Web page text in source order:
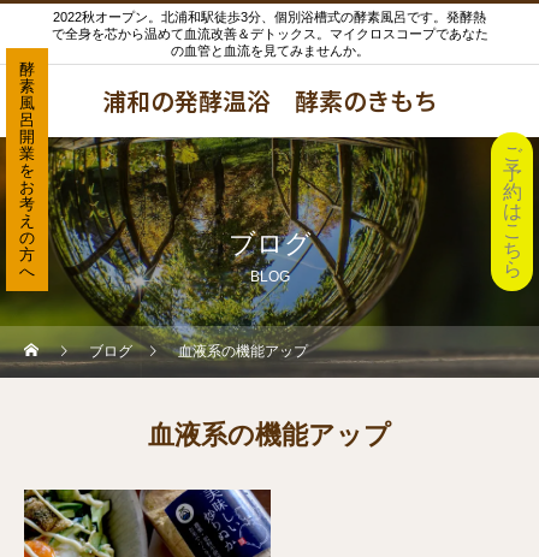
2022秋オープン。北浦和駅徒歩3分、個別浴槽式の酵素風呂です。発酵熱
で全身を芯から温めて血流改善＆デトックス。マイクロスコープであなた
の血管と血流を見てみませんか。
浦和の発酵温浴 酵素のきもち
ブログ
BLOG
ブログ 血液系の機能アップ
血液系の機能アップ
ご
予
約
は
こ
ち
ら
酵
素
風
呂
開
業
を
お
考
え
の
方
へ